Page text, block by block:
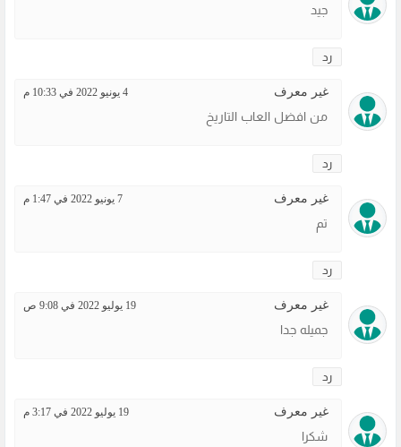
جيد
رد
غير معرف 4 يونيو 2022 في 10:33 م
من افضل العاب التاريخ
رد
غير معرف 7 يونيو 2022 في 1:47 م
تم
رد
غير معرف 19 يوليو 2022 في 9:08 ص
جميله جدا
رد
غير معرف 19 يوليو 2022 في 3:17 م
شكرا